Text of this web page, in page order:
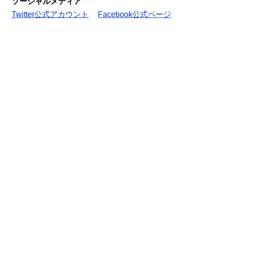
Twitter公式アカウント
Facebook公式ページ